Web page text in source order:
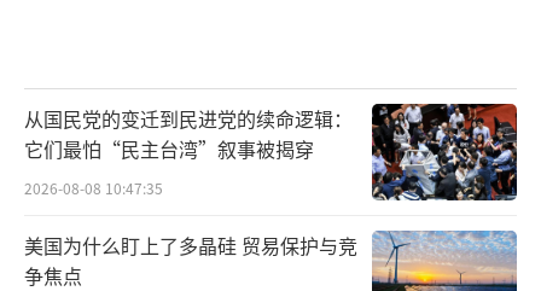
从国民党的变迁到民进党的续命逻辑：
它们最怕“民主台湾”叙事被揭穿
2026-08-08 10:47:35
美国为什么盯上了多晶硅 贸易保护与竞
争焦点